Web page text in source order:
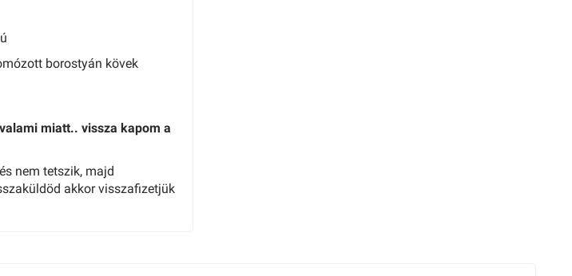
borostyán kövek
miatt.. vissza kapom a
nem tetszik, majd
akkor visszafizetjük